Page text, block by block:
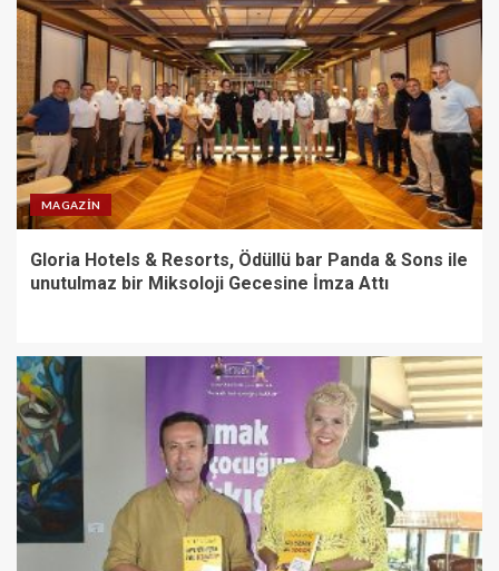
MAGAZIN
Gloria Hotels & Resorts, Ödüllü bar Panda & Sons ile
unutulmaz bir Miksoloji Gecesine İmza Attı